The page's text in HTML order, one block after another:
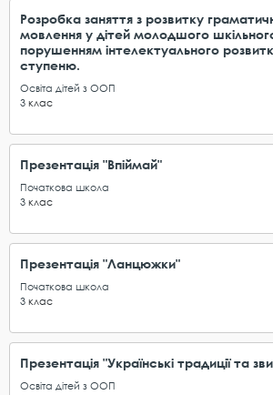
Розробка заняття з розвитку
мовлення у дітей молодшого шкільного
порушенням інтелектуального
ступеню.
Освіта дітей з ООП
3 клас
Презентація "Впіймай"
Початкова школа
3 клас
Презентація "Ланцюжки"
Початкова школа
3 клас
Презентація "Українські традиції та
Освіта дітей з ООП